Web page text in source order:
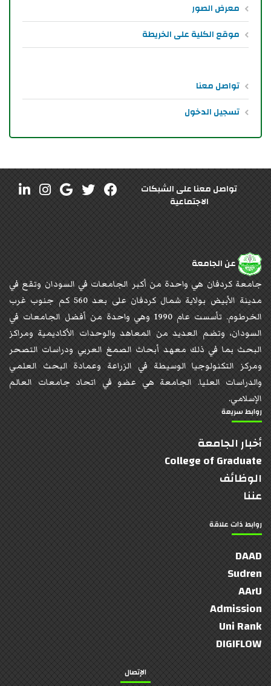
معرض الصور
موقع الكلية على الخريطة
تواصل معنا
تسجيل الدخول
تواصل معنا على الشبكات
الاجتماعية
عن الجامعة
جامعة كردفان هي واحدة من أكبر الجامعات في السودان وتقع في
مدينة الأبيض بولاية شمال كردفان على بعد 560 كم جنوب غرب
الخرطوم. تأسست عام 1990 وهي واحدة من أفضل الجامعات في
السودان، وتضم العديد من المعاهد والوحدات الأكاديمية ومراكز
البحث بما في ذلك معهد أبحاث الصمغ العربي ودراسات التصحر
ومركز التكنولوجيا الوسيطة في الزراعة وعمادة البحث العلمي
والدراسات العليا. الجامعة هي عضو في اتحاد جامعات العالم
الإسلامي.
روابط سريعة
أخبار الجامعة
College of Graduate
الوظائف
عننا
روابط ذات علاقة
DAAD
Sudren
AArU
Admission
Uni Rank
DIGIFLOW
الإتصال